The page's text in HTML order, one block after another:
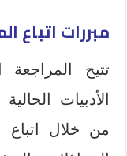
مبررات اتباع
تتيح
الأدبيات
من خلال اتباع